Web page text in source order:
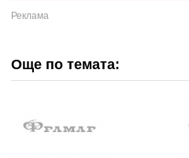
Още по темата: